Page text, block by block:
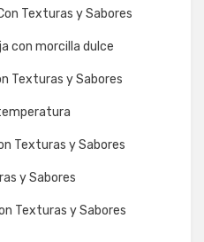
Texturas y Sabores
con morcilla dulce
Texturas y Sabores
Texturas y Sabores
y Sabores
Texturas y Sabores